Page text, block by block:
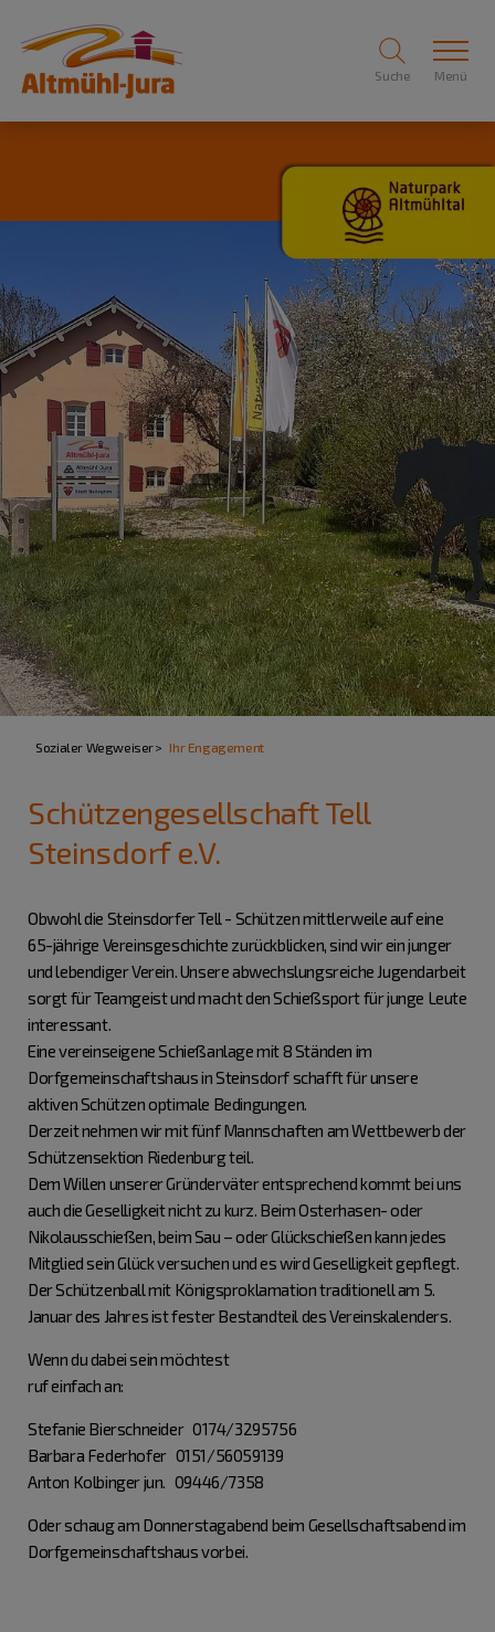
Suche Menü
Sozialer Wegweiser Ihr Engagement
Schützengesellschaft Tell
Steinsdorf e.V.
Obwohl die Steinsdorfer Tell - Schützen mittlerweile auf eine
65-jährige Vereinsgeschichte zurückblicken, sind wir ein junger
und lebendiger Verein. Unsere abwechslungsreiche Jugendarbeit
sorgt für Teamgeist und macht den Schießsport für junge Leute
interessant.
Eine vereinseigene Schießanlage mit 8 Ständen im
Dorfgemeinschaftshaus in Steinsdorf schafft für unsere
aktiven Schützen optimale Bedingungen.
Derzeit nehmen wir mit fünf Mannschaften am Wettbewerb der
Schützensektion Riedenburg teil.
Dem Willen unserer Gründerväter entsprechend kommt bei uns
auch die Geselligkeit nicht zu kurz. Beim Osterhasen- oder
Nikolausschießen, beim Sau – oder Glückschießen kann jedes
Mitglied sein Glück versuchen und es wird Geselligkeit gepflegt.
Der Schützenball mit Königsproklamation traditionell am 5.
Januar des Jahres ist fester Bestandteil des Vereinskalenders.
Wenn du dabei sein möchtest
ruf einfach an:
Stefanie Bierschneider 0174/3295756
Barbara Federhofer 0151/56059139
Anton Kolbinger jun. 09446/7358
Oder schaug am Donnerstagabend beim Gesellschaftsabend im
Dorfgemeinschaftshaus vorbei.